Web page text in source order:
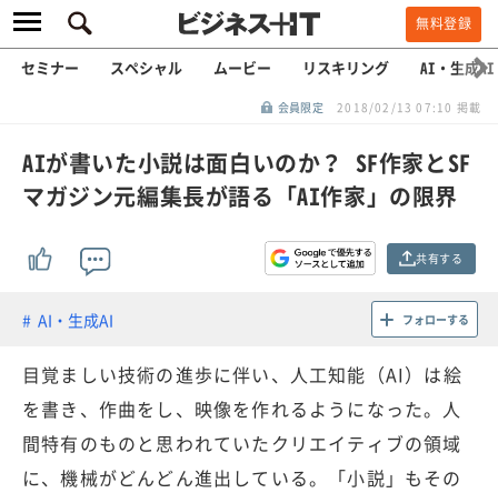
無料登録
セミナー スペシャル ムービー リスキリング AI・生成AI
会員限定 2018/02/13 07:10 掲載
AIが書いた小説は面白いのか？ SF作家とSF
マガジン元編集長が語る「AI作家」の限界
共有する
AI・生成AI フォローする
目覚ましい技術の進歩に伴い、人工知能（AI）は絵
を書き、作曲をし、映像を作れるようになった。人
間特有のものと思われていたクリエイティブの領域
に、機械がどんどん進出している。「小説」もその